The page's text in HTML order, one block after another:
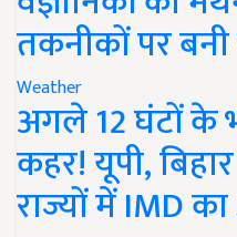
तकनीकों पर
Weather
अगले 12 घंटों के
कहर! यूपी,
राज्यों में IMD